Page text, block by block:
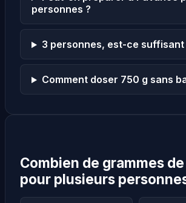
personnes ?
3 personnes, est-ce suffisant
Comment doser 750 g sans
Combien de grammes
pour plusieurs